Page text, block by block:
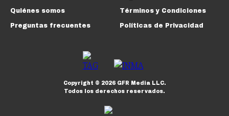
Quiénes somos
Preguntas frecuentes
Términos y Condiciones
Políticas de Privacidad
Copyright © 2026GFR Media LLC.
Todos los derechos reservados.